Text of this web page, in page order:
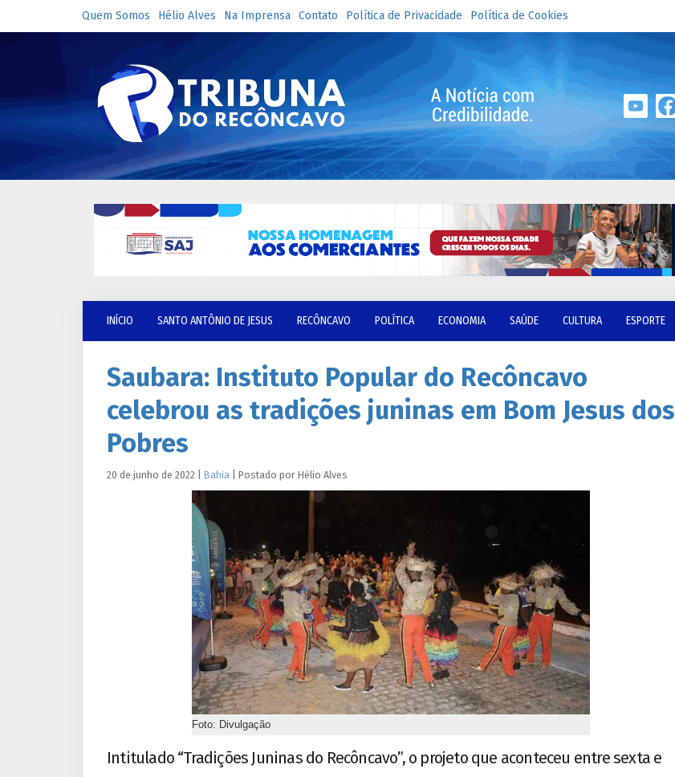
Quem Somos Hélio Alves Na Imprensa Contato Política de Privacidade Política de Cookies
INÍCIO SANTO ANTÔNIO DE JESUS RECÔNCAVO POLÍTICA ECONOMIA SAÚDE CULTURA ESPORTE
Saubara: Instituto Popular do Recôncavo
celebrou as tradições juninas em Bom Jesus dos
Pobres
20 de junho de 2022 Bahia Postado por Hélio Alves
Foto: Divulgação
Intitulado “Tradições Juninas do Recôncavo”, o projeto que aconteceu entre sexta e